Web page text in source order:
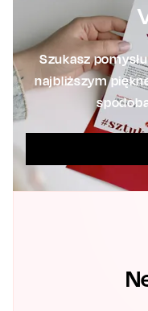
Szukasz
najbliższym